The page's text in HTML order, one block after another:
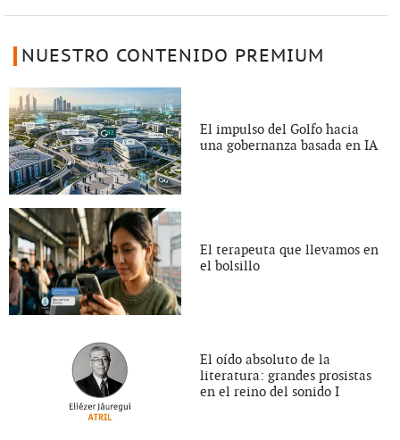
NUESTRO CONTENIDO PREMIUM
El impulso del Golfo hacia
una gobernanza basada en IA
El terapeuta que llevamos en
el bolsillo
El oído absoluto de la
literatura: grandes prosistas
en el reino del sonido I